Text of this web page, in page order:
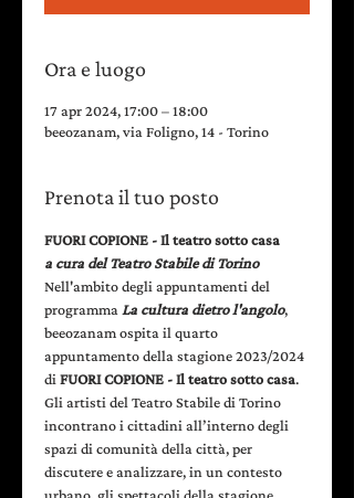
Ora e luogo
17 apr 2024, 17:00 – 18:00
beeozanam, via Foligno, 14 - Torino
Prenota il tuo posto
FUORI COPIONE - Il teatro sotto casa
a cura del Teatro Stabile di Torino
Nell'ambito degli appuntamenti del
programma La cultura dietro l'angolo,
beeozanam ospita il quarto
appuntamento della stagione 2023/2024
di FUORI COPIONE - Il teatro sotto casa.
Gli artisti del Teatro Stabile di Torino
incontrano i cittadini all’interno degli
spazi di comunità della città, per
discutere e analizzare, in un contesto